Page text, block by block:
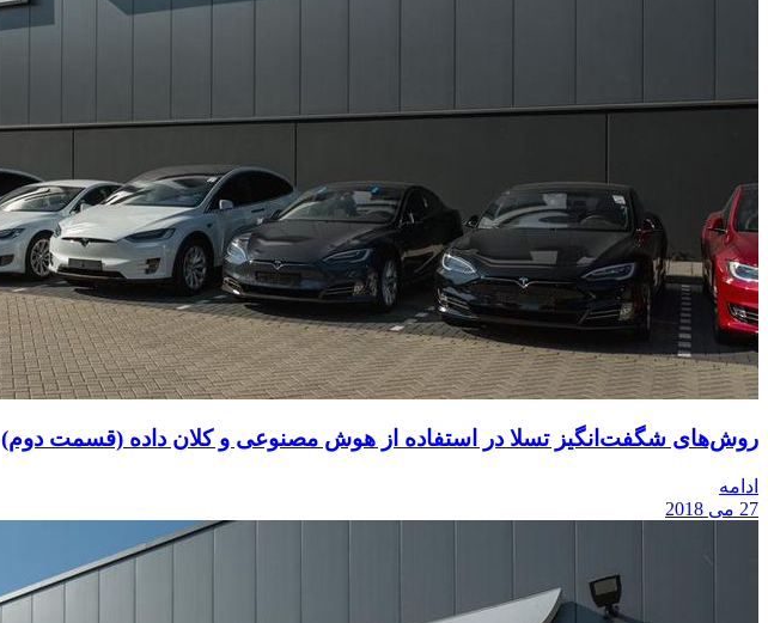
روش‌های شگفت‌انگیز تسلا در استفاده از هوش مصنوعی و کلان داده (قسمت دوم)
ادامه
27 می 2018